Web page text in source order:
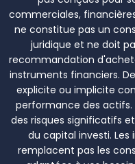
commerciales,
ne constitue pas un
juridique et ne doit
recommandation
instruments financiers.
explicite ou implicite
performance des
des risques significatifs
du capital investi.
remplacent pas les